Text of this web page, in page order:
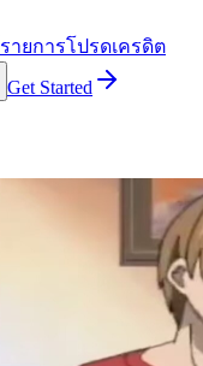
รายการโปรดเครดิต
Get Started